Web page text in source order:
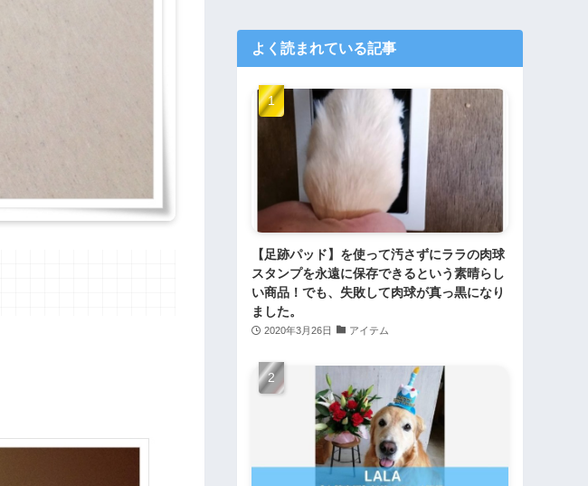
よく読まれている記事
【足跡パッド】を使って汚さずにララの肉球
スタンプを永遠に保存できるという素晴らし
い商品！でも、失敗して肉球が真っ黒になり
ました。
2020年3月26日 アイテム